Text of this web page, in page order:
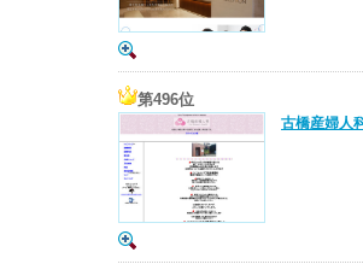
第496位
古橋産婦人